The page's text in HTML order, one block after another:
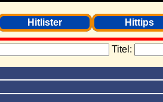
Hitlister Hittips
Titel: